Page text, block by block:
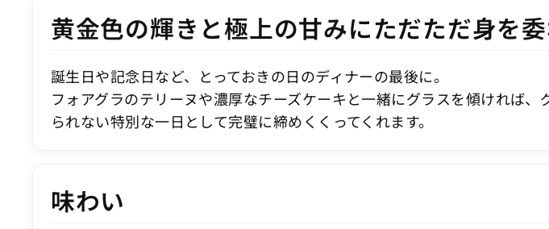
黄金色の輝きと極上の甘みにただただ身を
誕生日や記念日など、とっておきの日のディナーの最後に。
フォアグラのテリーヌや濃厚なチーズケーキと一緒にグラスを傾ければ
られない特別な一日として完璧に締めくくってくれます。
味わい